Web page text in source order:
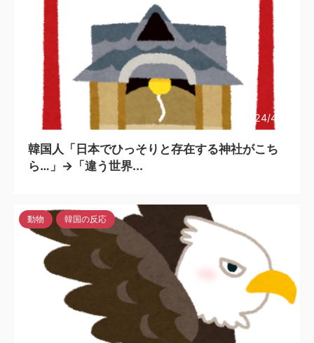
2024/4/14
韓国人「日本でひっそりと存在する神社がこち
ら…」→「違う世界...
動物 韓国の反応